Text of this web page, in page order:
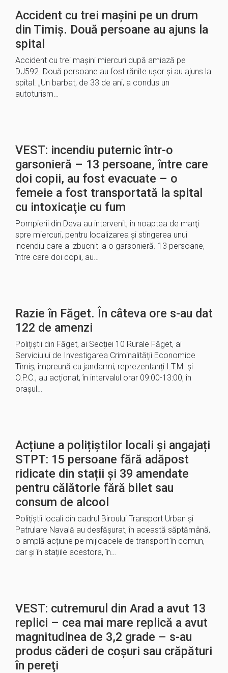
Accident cu trei mașini pe un drum
din Timiș. Două persoane au ajuns la
spital
Accident cu trei mașini miercuri după amiază pe
DJ592. Două persoane au fost rănite ușor și au ajuns la
spital. „Un barbat, de 33 de ani, a condus un
autoturism…
VEST: incendiu puternic într-o
garsonieră – 13 persoane, între care
doi copii, au fost evacuate – o
femeie a fost transportată la spital
cu intoxicaţie cu fum
Pompierii din Deva au intervenit, în noaptea de marţi
spre miercuri, pentru localizarea şi stingerea unui
incendiu care a izbucnit la o garsonieră. 13 persoane,
între care doi copii, au…
Razie în Făget. În câteva ore s-au dat
122 de amenzi
Polițiștii din Făget, ai Secției 10 Rurale Făget, ai
Serviciului de Investigarea Criminalității Economice
Timiș, împreună cu jandarmi, reprezentanți I.T.M. și
O.P.C., au acționat, în intervalul orar 09:00-13:00, în
orașul…
Acțiune a polițiștilor locali și angajați
STPT: 15 persoane fără adăpost
ridicate din stații și 39 amendate
pentru călătorie fără bilet sau
consum de alcool
Polițiștii locali din cadrul Biroului Transport Urban și
Patrulare Navală au desfășurat, în această săptămână,
o amplă acțiune pe mijloacele de transport în comun,
dar și în stațiile acestora, în…
VEST: cutremurul din Arad a avut 13
replici – cea mai mare replică a avut
magnitudinea de 3,2 grade – s-au
produs căderi de coşuri sau crăpături
în pereţi